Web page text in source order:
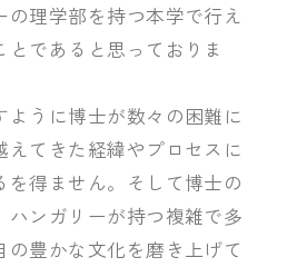
理学部を持つ本学で行え
とであると思っておりま
うに博士が数々の困難に
えてきた経緯やプロセスに
を得ません。そして博士の
ハンガリーが持つ複雑で多
豊かな文化を磨き上げて